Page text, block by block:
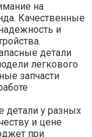
на
Качественные
и
детали
легкового
запчасти
детали у разных
и цене
при